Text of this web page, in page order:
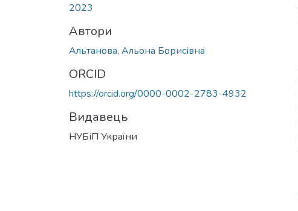
2023
Автори
Альтанова, Альона Борисівна
ORCID
https://orcid.org/0000-0002-2783-4932
Видавець
НУБіП України